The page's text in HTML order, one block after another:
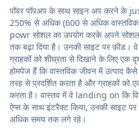
पॉवर पॉपअप के साथ साइन अप करने के
250% से अधिक (600 से अधिक
powr सोशल का उपयोग करके अपने सोशल
तक बढ़ा दिया है। उनकी साइट पर
ग्राहकों को शीघ्रता से दिखाने के लिए
होमपेज हैं कि वास्तविक जीवन में उत्पाद
तरह से प्रदर्शित करता है और ग्राहकों
करता है। वास्तव में वे landing on कि
ऐप्स के साथ इंटरैक्ट किया, उनकी साइट
अधिक समय तक लगे रहे।